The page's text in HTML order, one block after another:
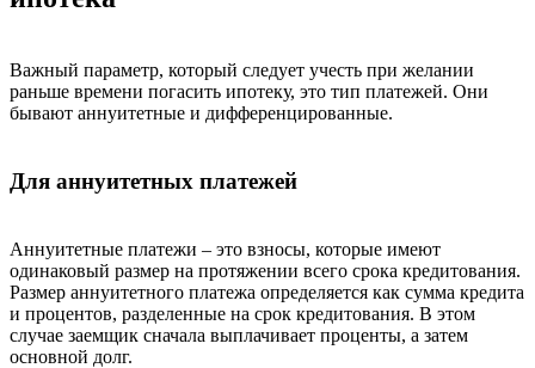
Важный параметр, который следует учесть при желании
раньше времени погасить ипотеку, это тип платежей. Они
бывают аннуитетные и дифференцированные.
Для аннуитетных платежей
Аннуитетные платежи – это взносы, которые имеют
одинаковый размер на протяжении всего срока кредитования.
Размер аннуитетного платежа определяется как сумма кредита
и процентов, разделенные на срок кредитования. В этом
случае заемщик сначала выплачивает проценты, а затем
основной долг.